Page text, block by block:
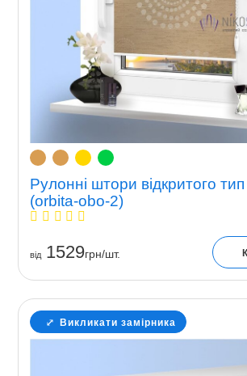
Рулонні штори відкритого
(orbita-obo-2)
вiд1529грн/шт.
Викликати замірника